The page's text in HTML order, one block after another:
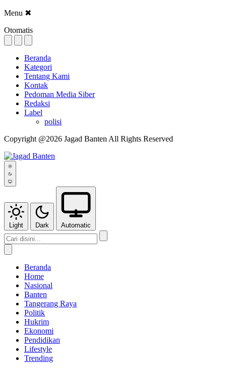
Menu ✖
Otomatis
Beranda
Kategori
Tentang Kami
Kontak
Pedoman Media Siber
Redaksi
Label
polisi
Copyright @2026 Jagad Banten All Rights Reserved
Light Dark Automatic
Beranda
Home
Nasional
Banten
Tangerang Raya
Politik
Hukrim
Ekonomi
Pendidikan
Lifestyle
Trending